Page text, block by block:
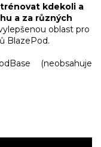
kdekoli a
a za různých
oblast pro
BlazePod.
(neobsahuje